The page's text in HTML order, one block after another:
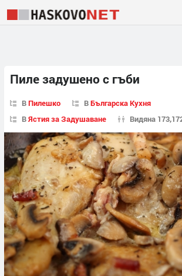
Пиле задушено с гъби
ВПилешко ВБългарска Кухня
ВЯстия за Задушаване Видяна